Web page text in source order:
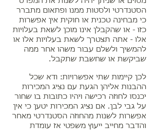
הסטנדרטי ולסטות ממנו ופתאום מתברר
כי מבחינה טכנית או חוקית אין אפשרות
כזו - או שהקבלן אינו מוכן לשאת בעלויות
אלו - אתה תצטרך לשאת בעלויות אלו או
להמשיך ולשלם עבור משהו אחר ממה
שביקשת או שחשבת שתקבל.
לכן קיימות שתי אפשרויות: ודא שכל
ההבנות אליהן הגעת עם נציג המכירות
יכנסו לחוזה רכישה ויהיו כתובות בו שחור
על גבי לבן. אם נציג המכירות יטען כי אין
אפשרות לשנות מהחוזה הסטנדרטי מאחר
והדבר מחייב ייעוץ משפטי אז עומדת